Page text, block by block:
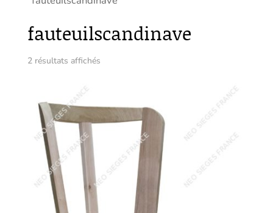
fauteuilscandinave
2 résultats affichés